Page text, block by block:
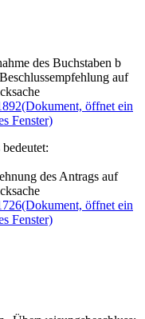
des Buchstaben b
auf
(Dokument, öffnet ein
Fenster)
des Antrags auf
(Dokument, öffnet ein
Fenster)